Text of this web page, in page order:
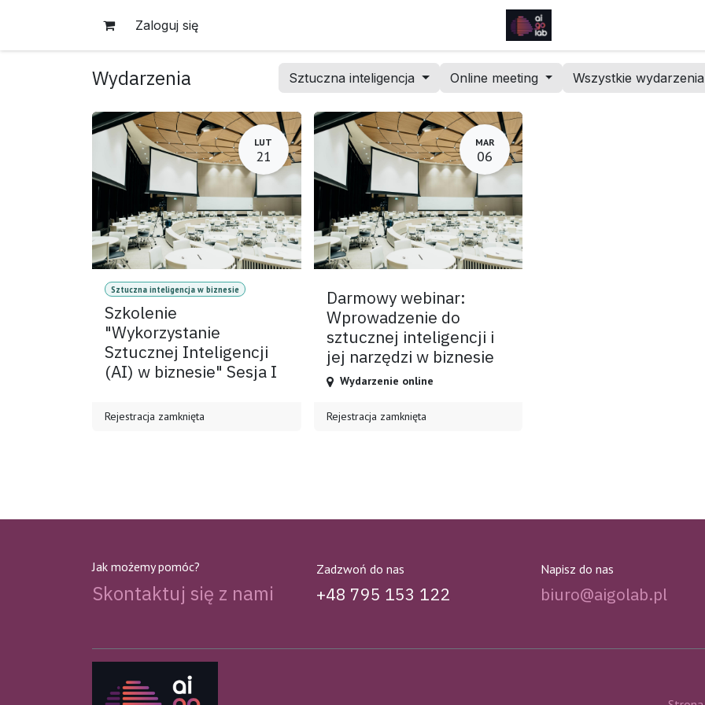
Zaloguj się
Wydarzenia Sztuczna inteligencja Online meeting Wszystkie
LUT
21
Sztuczna inteligencja w biznesie
Szkolenie
"Wykorzystanie
Sztucznej Inteligencji
(AI) w biznesie" Sesja I
Rejestracja zamknięta
MAR
06
Darmowy webinar:
Wprowadzenie do
sztucznej inteligencji i
jej narzędzi w biznesie
Wydarzenie online
Rejestracja zamknięta
Jak możemy pomóc?
Skontaktuj się z nami
Zadzwoń do nas
+48 795 153 122
Napisz do nas
biuro@aigolab.pl